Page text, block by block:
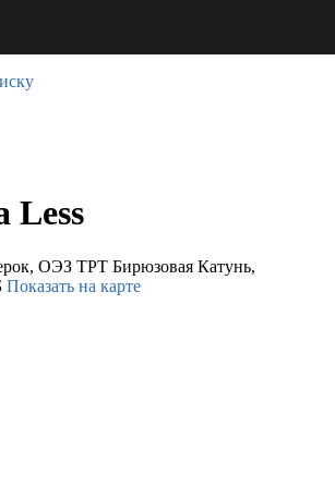
Less
ОЭЗ ТРТ Бирюзовая Катунь,
Показать на карте